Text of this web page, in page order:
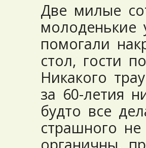
Две милые
молоденькие
помогали
стол, гости
Никакого
за 60-летия
будто все
страшного